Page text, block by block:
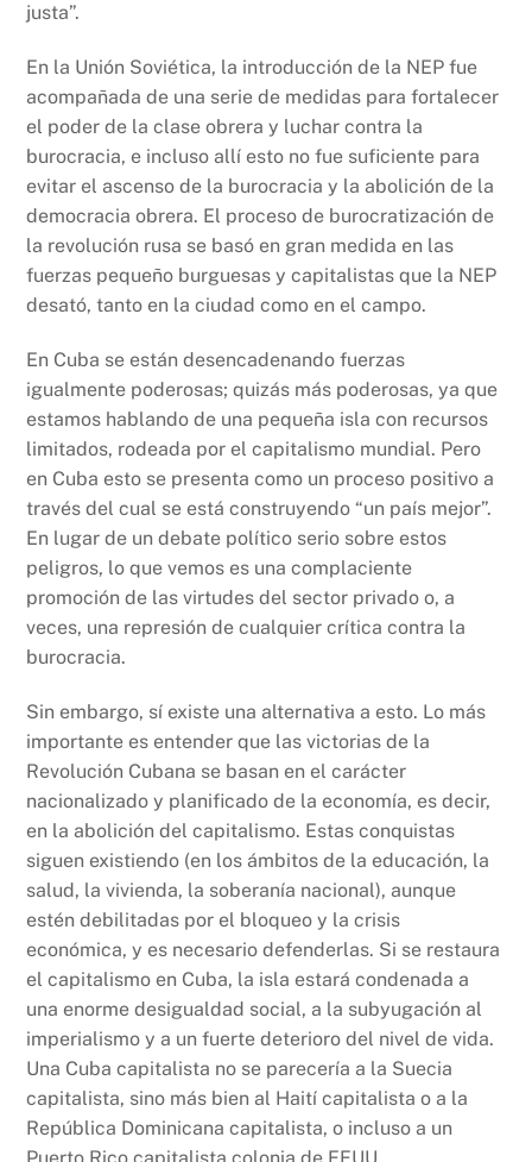
justa”.
En la Unión Soviética, la introducción de la NEP fue
acompañada de una serie de medidas para fortalecer
el poder de la clase obrera y luchar contra la
burocracia, e incluso allí esto no fue suficiente para
evitar el ascenso de la burocracia y la abolición de la
democracia obrera. El proceso de burocratización de
la revolución rusa se basó en gran medida en las
fuerzas pequeño burguesas y capitalistas que la NEP
desató, tanto en la ciudad como en el campo.
En Cuba se están desencadenando fuerzas
igualmente poderosas; quizás más poderosas, ya que
estamos hablando de una pequeña isla con recursos
limitados, rodeada por el capitalismo mundial. Pero
en Cuba esto se presenta como un proceso positivo a
través del cual se está construyendo “un país mejor”.
En lugar de un debate político serio sobre estos
peligros, lo que vemos es una complaciente
promoción de las virtudes del sector privado o, a
veces, una represión de cualquier crítica contra la
burocracia.
Sin embargo, sí existe una alternativa a esto. Lo más
importante es entender que las victorias de la
Revolución Cubana se basan en el carácter
nacionalizado y planificado de la economía, es decir,
en la abolición del capitalismo. Estas conquistas
siguen existiendo (en los ámbitos de la educación, la
salud, la vivienda, la soberanía nacional), aunque
estén debilitadas por el bloqueo y la crisis
económica, y es necesario defenderlas. Si se restaura
el capitalismo en Cuba, la isla estará condenada a
una enorme desigualdad social, a la subyugación al
imperialismo y a un fuerte deterioro del nivel de vida.
Una Cuba capitalista no se parecería a la Suecia
capitalista, sino más bien al Haití capitalista o a la
República Dominicana capitalista, o incluso a un